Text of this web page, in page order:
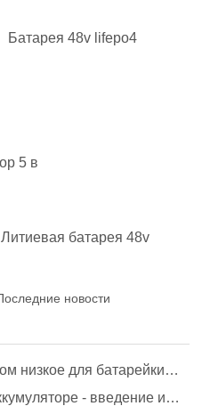
Батарея 48v lifepo4
5 в
Литиевая батарея 48v
новости
низкое для батарейки
- введение и